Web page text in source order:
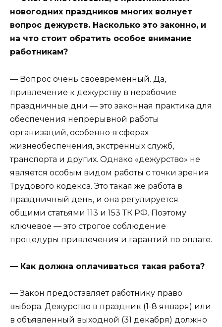
новогодних праздников многих волнует
вопрос дежурств. Насколько это законно, и
на что стоит обратить особое внимание
работникам?
— Вопрос очень своевременный. Да,
привлечение к дежурству в нерабочие
праздничные дни — это законная практика для
обеспечения непрерывной работы
организаций, особенно в сферах
жизнеобеспечения, экстренных служб,
транспорта и других. Однако «дежурство» не
является особым видом работы с точки зрения
Трудового кодекса. Это такая же работа в
праздничный день, и она регулируется
общими статьями 113 и 153 ТК РФ. Поэтому
ключевое — это строгое соблюдение
процедуры привлечения и гарантий по оплате.
— Как должна оплачиваться такая работа?
— Закон предоставляет работнику право
выбора. Дежурство в праздник (1-8 января) или
в объявленный выходной (31 декабря) должно